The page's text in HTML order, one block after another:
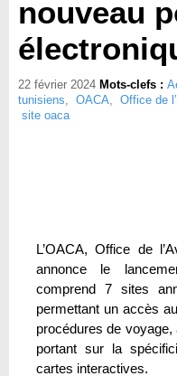
nouveau
22 février 2024 Mots-clefs :
tunisiens, OACA, Office de
site oaca
L’OACA, Office de
annonce le
comprend 7 sites
permettant un accès
procédures de voyage,
portant sur la
cartes interactives.